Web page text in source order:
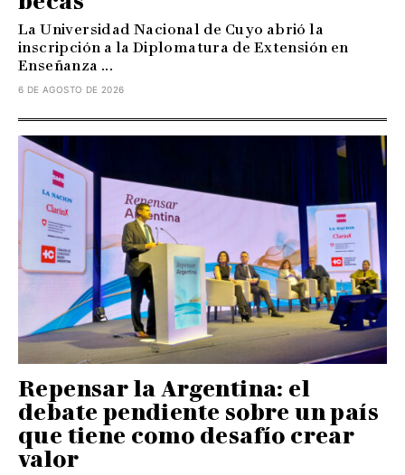
La Universidad Nacional de Cuyo abrió la
inscripción a la Diplomatura de Extensión en
Enseñanza ...
6 DE AGOSTO DE 2026
Repensar la Argentina: el
debate pendiente sobre un país
que tiene como desafío crear
valor